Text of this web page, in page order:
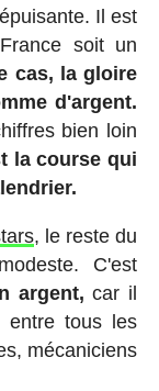
Il est
soit un
cas, la gloire
d'argent.
bien loin
la course qui
, le reste du
C'est
argent, car il
entre tous les
mécaniciens